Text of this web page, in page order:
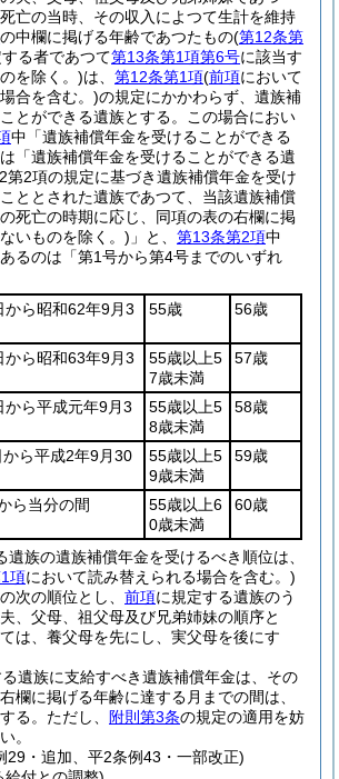
亡の当時、その収入によつて生計を維持
の中欄に掲げる年齢であつたもの(第12条第
る者であつて第13条第1項第6号に該当す
を除く。)は、 第12条第1項(前項において
合を含む。)の規定にかかわらず、遺族補
とができる遺族とする。
この場合におい
中「遺族補償年金を受けることができる
「遺族補償年金を受けることができる遺
第2項の規定に基づき遺族補償年金を受け
ととされた遺族であつて、当該遺族補償
死亡の時期に応じ、同項の表の右欄に掲
いものを除く。) 」と、 第13条第2項中
あるのは「第1号から第4号までのいずれ
ら昭和62年9月3
55歳 56歳
ら昭和63年9月3
55歳以上5
7歳未満
57歳
ら平成元年9月3
55歳以上5
8歳未満
58歳
ら平成2年9月30
55歳以上5
9歳未満
59歳
ら当分の間
55歳以上6
0歳未満
60歳
遺族の遺族補償年金を受けるべき順位は、
項において読み替えられる場合を含む。)
次の順位とし、 前項に規定する遺族のう
、父母、祖父母及び兄弟姉妹の順序と
は、養父母を先にし、実父母を後にす
遺族に支給すべき遺族補償年金は、その
欄に掲げる年齢に達する月までの間は、
る。 ただし、 附則第3条の規定の適用を妨
。
29・追加、平2条例43・一部改正)